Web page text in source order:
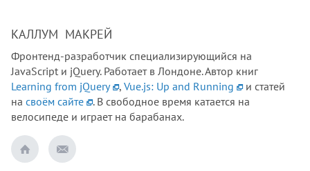
КАЛЛУМ МАКРЕЙ
Фронтенд-разработчик специализирующийся на
JavaScript и jQuery. Работает в Лондоне. Автор книг
Learning from jQuery
, Vue.js: Up and Running
и статей
на своём сайте
. В свободное время катается на
велосипеде и играет на барабанах.